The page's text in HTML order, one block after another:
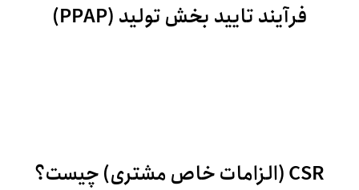
فرآیند تایید بخش تولید (PPAP)
CSR (الزامات خاص مشتری) چیست؟